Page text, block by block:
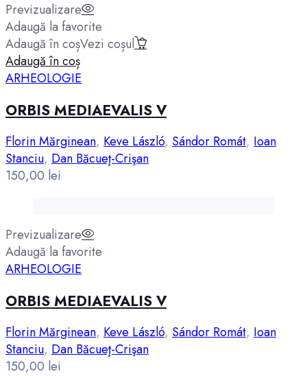
Previzualizare
Adaugă la favorite
Adaugă în coșVezi coșul
Adaugă în coș
ARHEOLOGIE
ORBIS MEDIAEVALIS V
Florin Mărginean, Keve László, Sándor Romát, Ioan
Stanciu, Dan Băcueţ-Crişan
150,00 lei
Previzualizare
Adaugă la favorite
ARHEOLOGIE
ORBIS MEDIAEVALIS V
Florin Mărginean, Keve László, Sándor Romát, Ioan
Stanciu, Dan Băcueţ-Crişan
150,00 lei